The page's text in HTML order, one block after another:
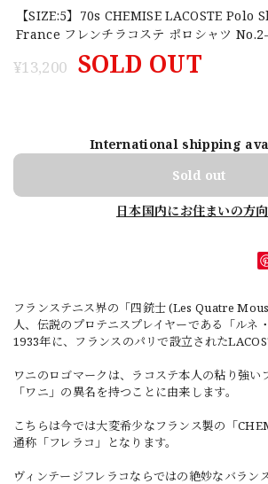
【SIZE:5】70s CHEMISE LACOSTE
France フレンチラコステ ポロシャツ
¥13,200 SOLD OUT
International shipping
Sold out
日本国内にお住まいの方
フランステニス界の「四銃士 (Les Quatre
人、伝説のプロテニスプレイヤーである「ルネ
1933年に、フランスのパリで設立された
ワニのロゴマークは、ラコステ本人の粘り強い
「ワニ」の異名を持つことに由来します。
こちらは今では大変希少なフランス製の「
通称「フレラコ」となります。
ヴィンテージフレラコならではの絶妙なバランス